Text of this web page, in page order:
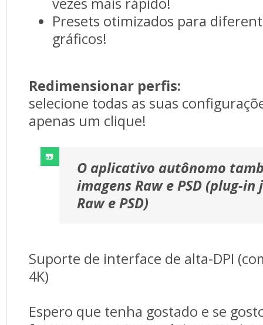
Presets otimizados para
gráficos!
Redimensionar perfis:
selecione todas as suas
apenas um clique!
O aplicativo autônomo
imagens Raw e PSD (plug-
Raw e PSD)
Suporte de interface de alta-DPI
4K)
Espero que tenha gostado e se